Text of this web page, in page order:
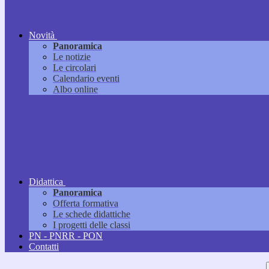
Novità
Panoramica
Le notizie
Le circolari
Calendario eventi
Albo online
Didattica
Panoramica
Offerta formativa
Le schede didattiche
I progetti delle classi
PN - PNRR - PON
Contatti